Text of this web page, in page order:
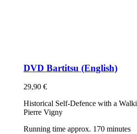
DVD Bartitsu (English)
29,90 €
Historical Self-Defence with a
Pierre Vigny
Running time approx. 170 minutes